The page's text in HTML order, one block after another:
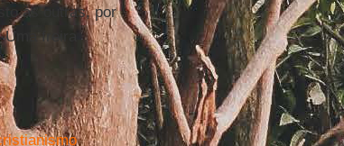
às outras, por
Uma freira